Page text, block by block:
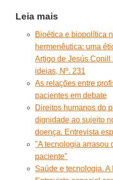
Leia mais
Bioética e biopolítica
hermenêutica: uma
Artigo de Jesús
ideias, Nº. 231
As relações entre
pacientes em debate
Direitos humanos do
dignidade ao sujeito
doença. Entrevista
"A tecnologia arrasou
paciente"
Saúde e tecnologia.